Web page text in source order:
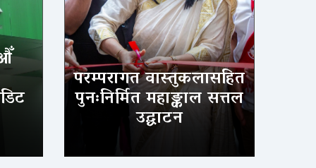
परम्परागत वास्तुकलासहित
पुनःनिर्मित महाङ्काल सत्तल
उद्घाटन